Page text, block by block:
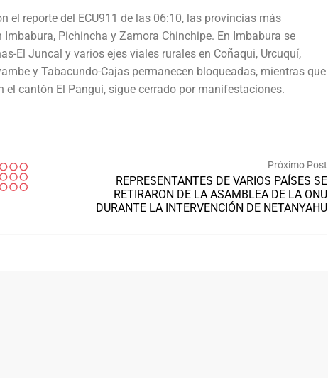
el reporte del ECU911 de las 06:10, las provincias más
Imbabura, Pichincha y Zamora Chinchipe. En Imbabura se
El Juncal y varios ejes viales rurales en Coñaqui, Urcuquí,
y Tabacundo-Cajas permanecen bloqueadas, mientras que
cantón El Pangui, sigue cerrado por manifestaciones.
Próximo Post
REPRESENTANTES DE VARIOS PAÍSES SE
RETIRARON DE LA ASAMBLEA DE LA ONU
DURANTE LA INTERVENCIÓN DE NETANYAHU